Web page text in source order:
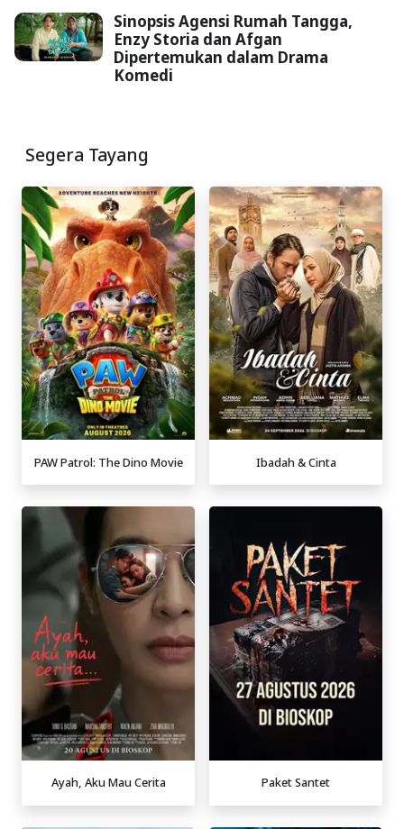
Sinopsis Agensi Rumah Tangga,
Enzy Storia dan Afgan
Dipertemukan dalam Drama
Komedi
Segera Tayang
PAW Patrol: The Dino Movie Ibadah & Cinta
Ayah, Aku Mau Cerita Paket Santet